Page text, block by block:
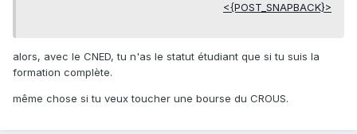
<{POST_SNAPBACK}>
alors, avec le CNED, tu n'as le statut étudiant que si tu suis la
formation complète.
même chose si tu veux toucher une bourse du CROUS.